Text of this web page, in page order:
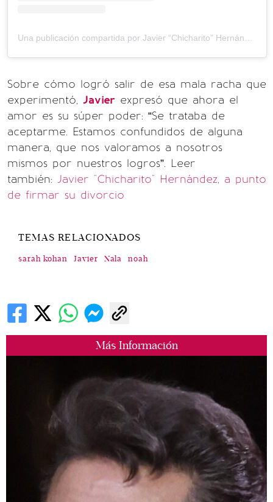
Más Información
Sobre cómo logró salir de esa mala racha que
experimentó, Javier expresó que ahora el
amor es su súper poder: “Se trataba de
aceptarme. Estamos confundidos de alguna
manera, que nos valoramos a nosotros
mismos por nuestros logros”. Leer
también: Javier "Chicharito" Hernández, a punto
de firmar su divorcio
TEMAS RELACIONADOS
sarah kohan Javier Nala noah